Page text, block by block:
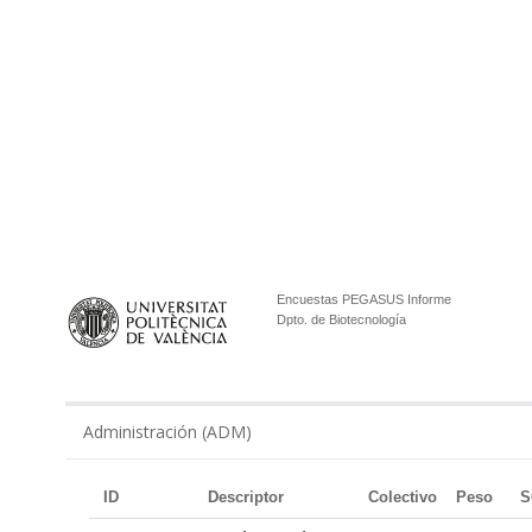
Encuestas PEGASUS Informe
Dpto. de Biotecnología
Administración (ADM)
ID Descriptor Colectivo Peso